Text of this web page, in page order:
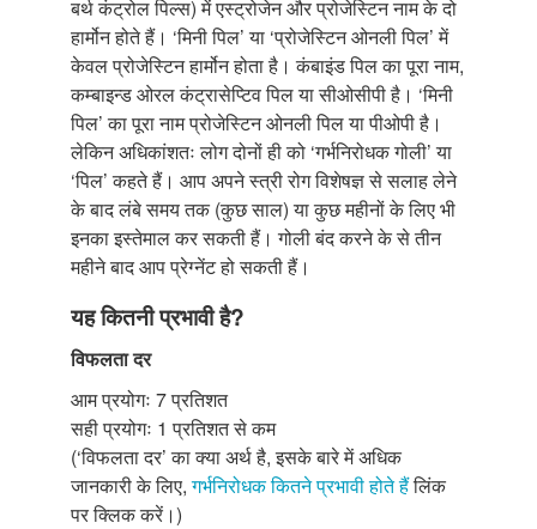
बर्थ कंट्रोल पिल्स) में एस्ट्रोजेन और प्रोजेस्टिन नाम के दो
हार्मोन होते हैं। ‘मिनी पिल’ या ‘प्रोजेस्टिन ओनली पिल’ में
केवल प्रोजेस्टिन हार्मोन होता है। कंबाइंड पिल का पूरा नाम,
कम्बाइन्ड ओरल कंट्रासेप्टिव पिल या सीओसीपी है। ‘मिनी
पिल’ का पूरा नाम प्रोजेस्टिन ओनली पिल या पीओपी है।
लेकिन अधिकांशतः लोग दोनों ही को ‘गर्भनिरोधक गोली’ या
‘पिल’ कहते हैं। आप अपने स्त्री रोग विशेषज्ञ से सलाह लेने
के बाद लंबे समय तक (कुछ साल) या कुछ महीनों के लिए भी
इनका इस्तेमाल कर सकती हैं। गोली बंद करने के से तीन
महीने बाद आप प्रेग्नेंट हो सकती हैं।
यह कितनी प्रभावी है?
विफलता दर
आम प्रयोगः 7 प्रतिशत
सही प्रयोगः 1 प्रतिशत से कम
(‘विफलता दर’ का क्या अर्थ है, इसके बारे में अधिक
जानकारी के लिए,गर्भनिरोधक कितने प्रभावी होते हैंलिंक
पर क्लिक करें।)